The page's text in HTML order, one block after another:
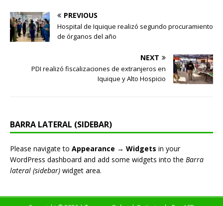
PREVIOUS
Hospital de Iquique realizó segundo procuramiento
de órganos del año
NEXT
PDI realizó fiscalizaciones de extranjeros en
Iquique y Alto Hospicio
BARRA LATERAL (SIDEBAR)
Please navigate to Appearance → Widgets in your
WordPress dashboard and add some widgets into the Barra
lateral (sidebar) widget area.